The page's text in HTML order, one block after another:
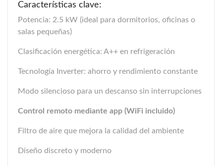
Características clave:
Potencia: 2.5 kW (ideal para dormitorios, oficinas o
salas pequeñas)
Clasificación energética: A++ en refrigeración
Tecnología Inverter: ahorro y rendimiento constante
Modo silencioso para un descanso sin interrupciones
Control remoto mediante app (WiFi incluido)
Filtro de aire que mejora la calidad del ambiente
Diseño discreto y moderno